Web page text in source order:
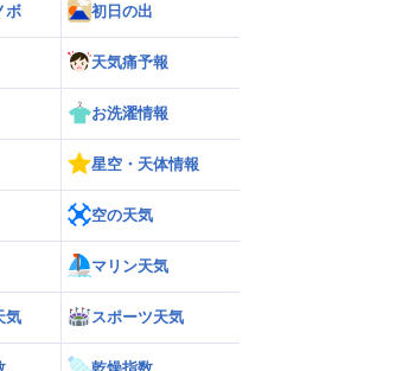
【熊本八代で39℃観測】被災地・熊本へ
台風による雨風の影響は？
ボ 初日の出
天気痛予報
お洗濯情報
星空・天体情報
空の天気
マリン天気
気 スポーツ天気